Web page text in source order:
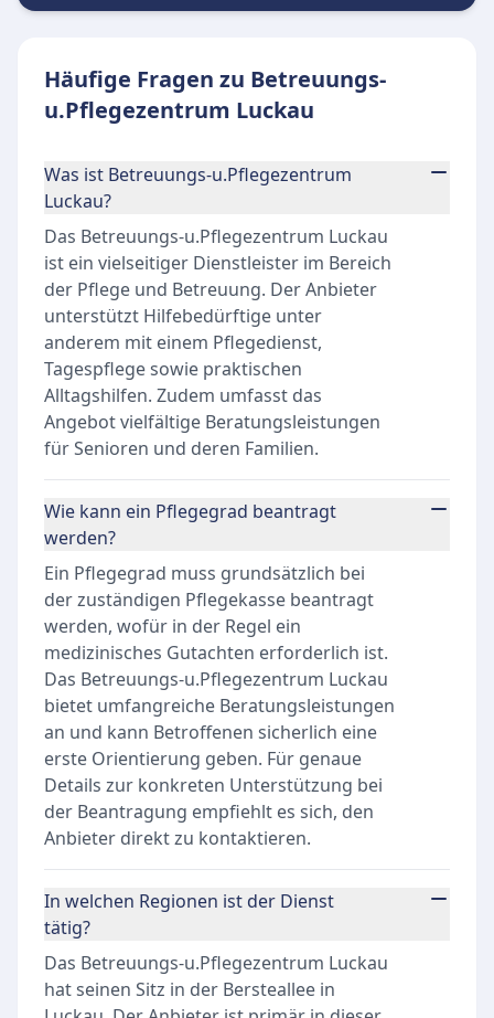
Häufige Fragen zu Betreuungs-
u.Pflegezentrum Luckau
Was ist Betreuungs-u.Pflegezentrum
Luckau?
Das Betreuungs-u.Pflegezentrum Luckau
ist ein vielseitiger Dienstleister im Bereich
der Pflege und Betreuung. Der Anbieter
unterstützt Hilfebedürftige unter
anderem mit einem Pflegedienst,
Tagespflege sowie praktischen
Alltagshilfen. Zudem umfasst das
Angebot vielfältige Beratungsleistungen
für Senioren und deren Familien.
Wie kann ein Pflegegrad beantragt
werden?
Ein Pflegegrad muss grundsätzlich bei
der zuständigen Pflegekasse beantragt
werden, wofür in der Regel ein
medizinisches Gutachten erforderlich ist.
Das Betreuungs-u.Pflegezentrum Luckau
bietet umfangreiche Beratungsleistungen
an und kann Betroffenen sicherlich eine
erste Orientierung geben. Für genaue
Details zur konkreten Unterstützung bei
der Beantragung empfiehlt es sich, den
Anbieter direkt zu kontaktieren.
In welchen Regionen ist der Dienst
tätig?
Das Betreuungs-u.Pflegezentrum Luckau
hat seinen Sitz in der Bersteallee in